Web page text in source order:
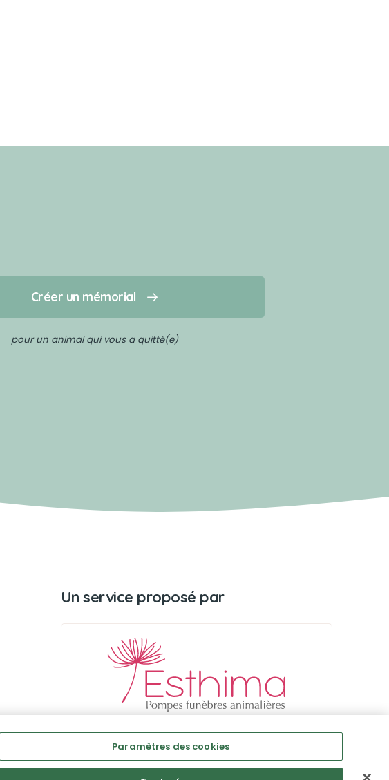
Créer un mémorial
pour un animal qui vous a quitté(e)
Un service proposé par
Paramètres des cookies